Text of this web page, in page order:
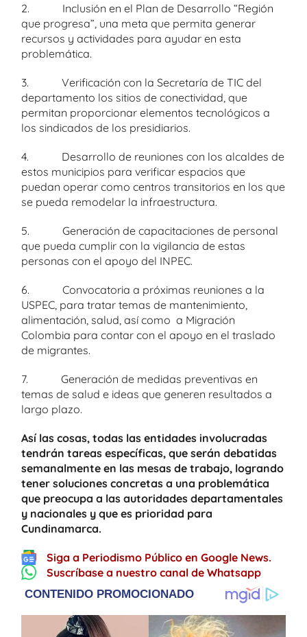
2. Inclusión en el Plan de Desarrollo “Región
que progresa”, una meta que permita generar
recursos y actividades para ayudar en esta
problemática.
3. Verificación con la Secretaría de TIC del
departamento los sitios de conectividad, que
permitan proporcionar elementos tecnológicos a
los sindicados de los presidiarios.
4. Desarrollo de reuniones con los alcaldes de
estos municipios para verificar espacios que
puedan operar como centros transitorios en los que
se pueda remodelar la infraestructura.
5. Generación de capacitaciones de personal
que pueda cumplir con la vigilancia de estas
personas con el apoyo del INPEC.
6. Convocatoria a próximas reuniones a la
USPEC, para tratar temas de mantenimiento,
alimentación, salud, así como a Migración
Colombia para contar con el apoyo en el traslado
de migrantes.
7. Generación de medidas preventivas en
temas de salud e ideas que generen resultados a
largo plazo.
Así las cosas, todas las entidades involucradas
tendrán tareas específicas, que serán debatidas
semanalmente en las mesas de trabajo, logrando
tener soluciones concretas a una problemática
que preocupa a las autoridades departamentales
y nacionales y que es prioridad para
Cundinamarca.
Siga a Periodismo Público en Google News.
Suscríbase a nuestro canal de Whatsapp